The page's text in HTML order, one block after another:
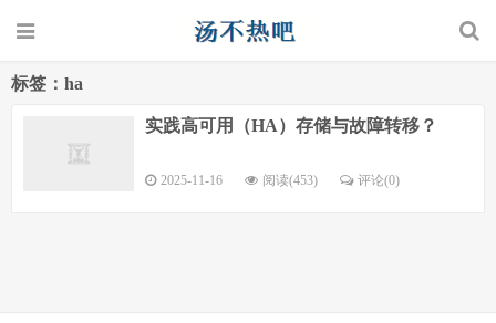
标签：ha
实践高可用（HA）存储与故障转移？
2025-11-16 阅读(453) 评论(0)